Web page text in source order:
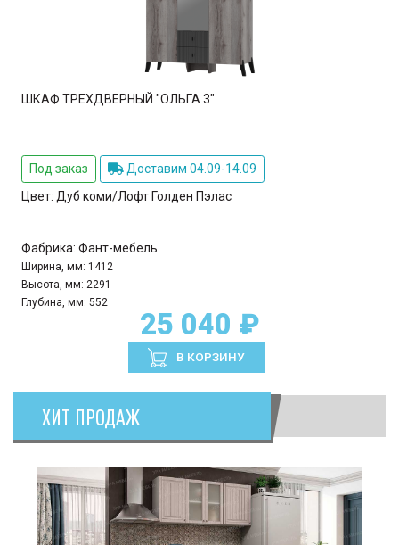
ШКАФ ТРЕХДВЕРНЫЙ "ОЛЬГА 3"
Под заказ
Доставим 04.09-14.09
Цвет: Дуб коми/Лофт Голден Пэлас
Фабрика: Фант-мебель
Ширина, мм: 1412
Высота, мм: 2291
Глубина, мм: 552
25 040 ₽
В КОРЗИНУ
ХИТ ПРОДАЖ